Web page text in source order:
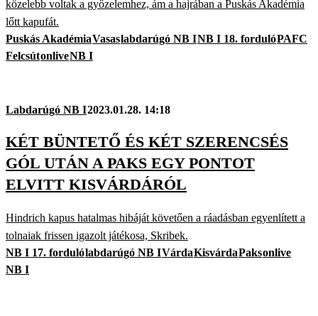
közelebb voltak a győzelemhez, ám a hajrában a Puskás Akadémia
lőtt kapufát.
Puskás AkadémiaVasaslabdarúgó NB INB I 18. fordulóPAFC
FelcsútonliveNB I
Labdarúgó NB I2023.01.28. 14:18
KÉT BÜNTETŐ ÉS KÉT SZERENCSÉS
GÓL UTÁN A PAKS EGY PONTOT
ELVITT KISVÁRDÁRÓL
Hindrich kapus hatalmas hibáját követően a ráadásban egyenlített a
tolnaiak frissen igazolt játékosa, Skribek.
NB I 17. fordulólabdarúgó NB IVárdaKisvárdaPaksonlive
NB I